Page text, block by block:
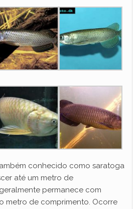
conhecido como saratoga
até um metro de
permanece com
metro de comprimento. Ocorre